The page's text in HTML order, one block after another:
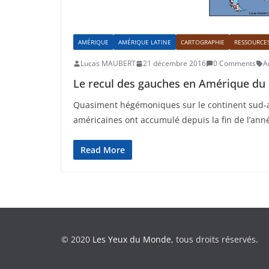
AMÉRIQUE AMÉRIQUE LATINE CARTOGRAPHIE
Lucas MAUBERT 21 décembre 2016 0 Comments
Le recul des gauches en Amérique du
Quasiment hégémoniques sur le continent
américaines ont accumulé depuis la fin de
Read More
© 2020 Les Yeux du Monde, tous droits réservés.